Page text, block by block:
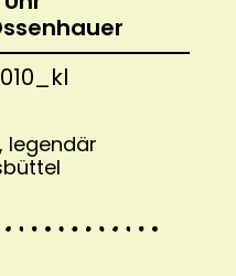
legendär